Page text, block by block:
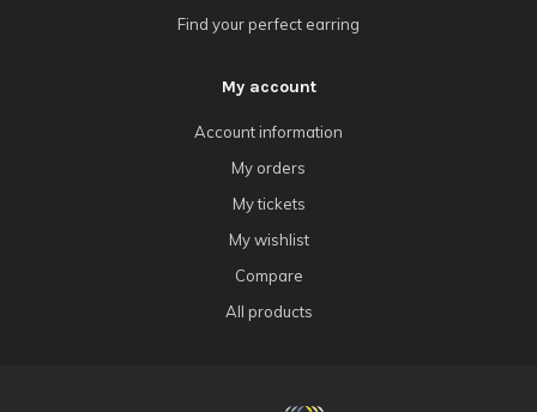
Find your perfect earring
My account
Account information
My orders
My tickets
My wishlist
Compare
All products